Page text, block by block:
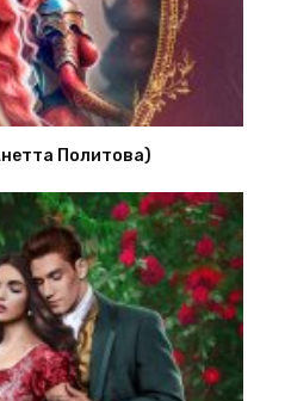
Политова)